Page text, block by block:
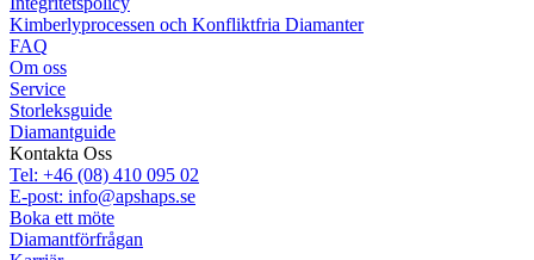
Kimberlyprocessen och Konfliktfria Diamanter
FAQ
Om oss
Service
Storleksguide
Diamantguide
Kontakta Oss
Tel: +46 (08) 410 095 02
E-post: info@apshaps.se
Boka ett möte
Diamantförfrågan